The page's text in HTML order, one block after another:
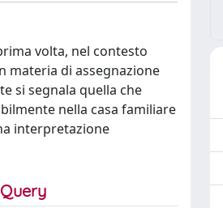
volta, nel contesto
materia di assegnazione
si segnala quella che
nella casa familiare
interpretazione